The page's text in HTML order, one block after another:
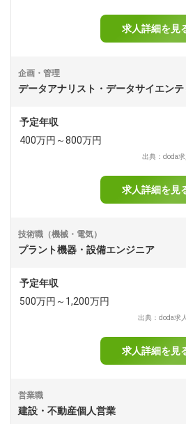
求人詳細を見
企画・管理
データアナリスト・データサイエンテ
予定年収
400万円～800万円
出典：doda
求人詳細を見
技術職（機械・電気）
プラント機器・設備エンジニア
予定年収
500万円～1,200万円
出典：doda求
求人詳細を見
営業職
建設・不動産個人営業